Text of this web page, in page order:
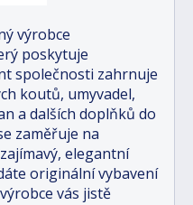
výrobce
poskytuje
společnosti zahrnuje
koutů, umyvadel,
a dalších doplňků do
zaměřuje na
elegantní
originální vybavení
vás jistě